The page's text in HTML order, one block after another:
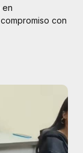
en
con